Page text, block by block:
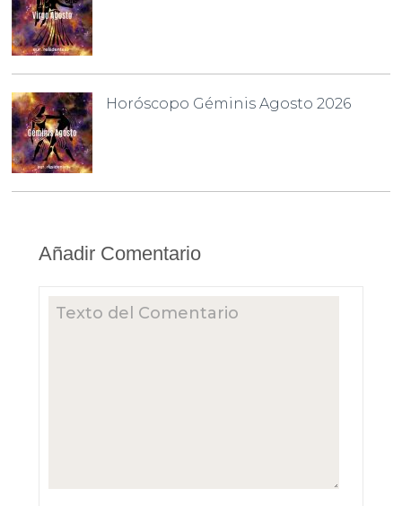
Horóscopo Géminis Agosto 2026
Añadir Comentario